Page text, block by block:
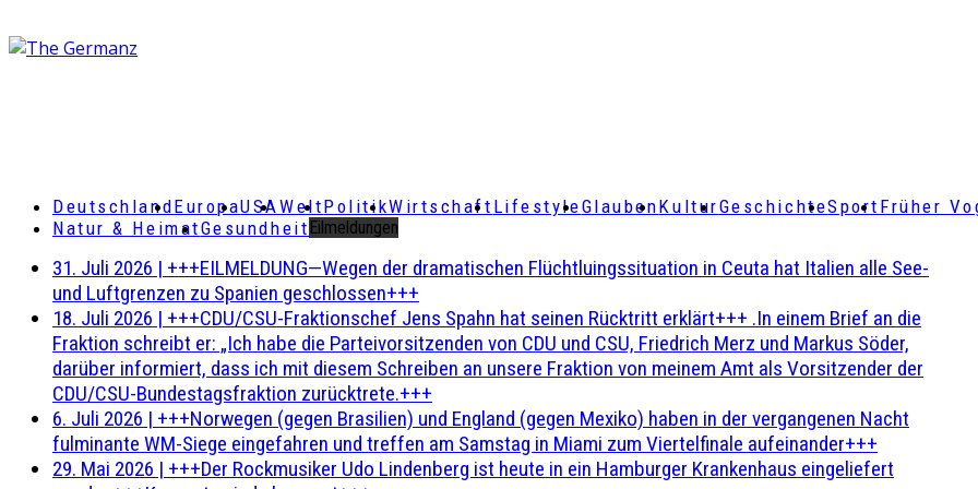
DeutschlandEuropaUSAWeltPolitikWirtschaft LifestyleGlaubenKulturGeschichteSport Früher
Natur & HeimatGesundheit Eilmeldungen
31. Juli 2026 | +++EILMELDUNG—Wegen der dramatischen Flüchtluingssituation in Ceuta hat Italien alle See-
und Luftgrenzen zu Spanien geschlossen+++
18. Juli 2026 | +++CDU/CSU-Fraktionschef Jens Spahn hat seinen Rücktritt erklärt+++ .In einem Brief an die
Fraktion schreibt er: „Ich habe die Parteivorsitzenden von CDU und CSU, Friedrich Merz und Markus Söder,
darüber informiert, dass ich mit diesem Schreiben an unsere Fraktion von meinem Amt als Vorsitzender der
CDU/CSU-Bundestagsfraktion zurücktrete.+++
6. Juli 2026 | +++Norwegen (gegen Brasilien) und England (gegen Mexiko) haben in der vergangenen Nacht
fulminante WM-Siege eingefahren und treffen am Samstag in Miami zum Viertelfinale aufeinander+++
29. Mai 2026 | +++Der Rockmusiker Udo Lindenberg ist heute in ein Hamburger Krankenhaus eingeliefert